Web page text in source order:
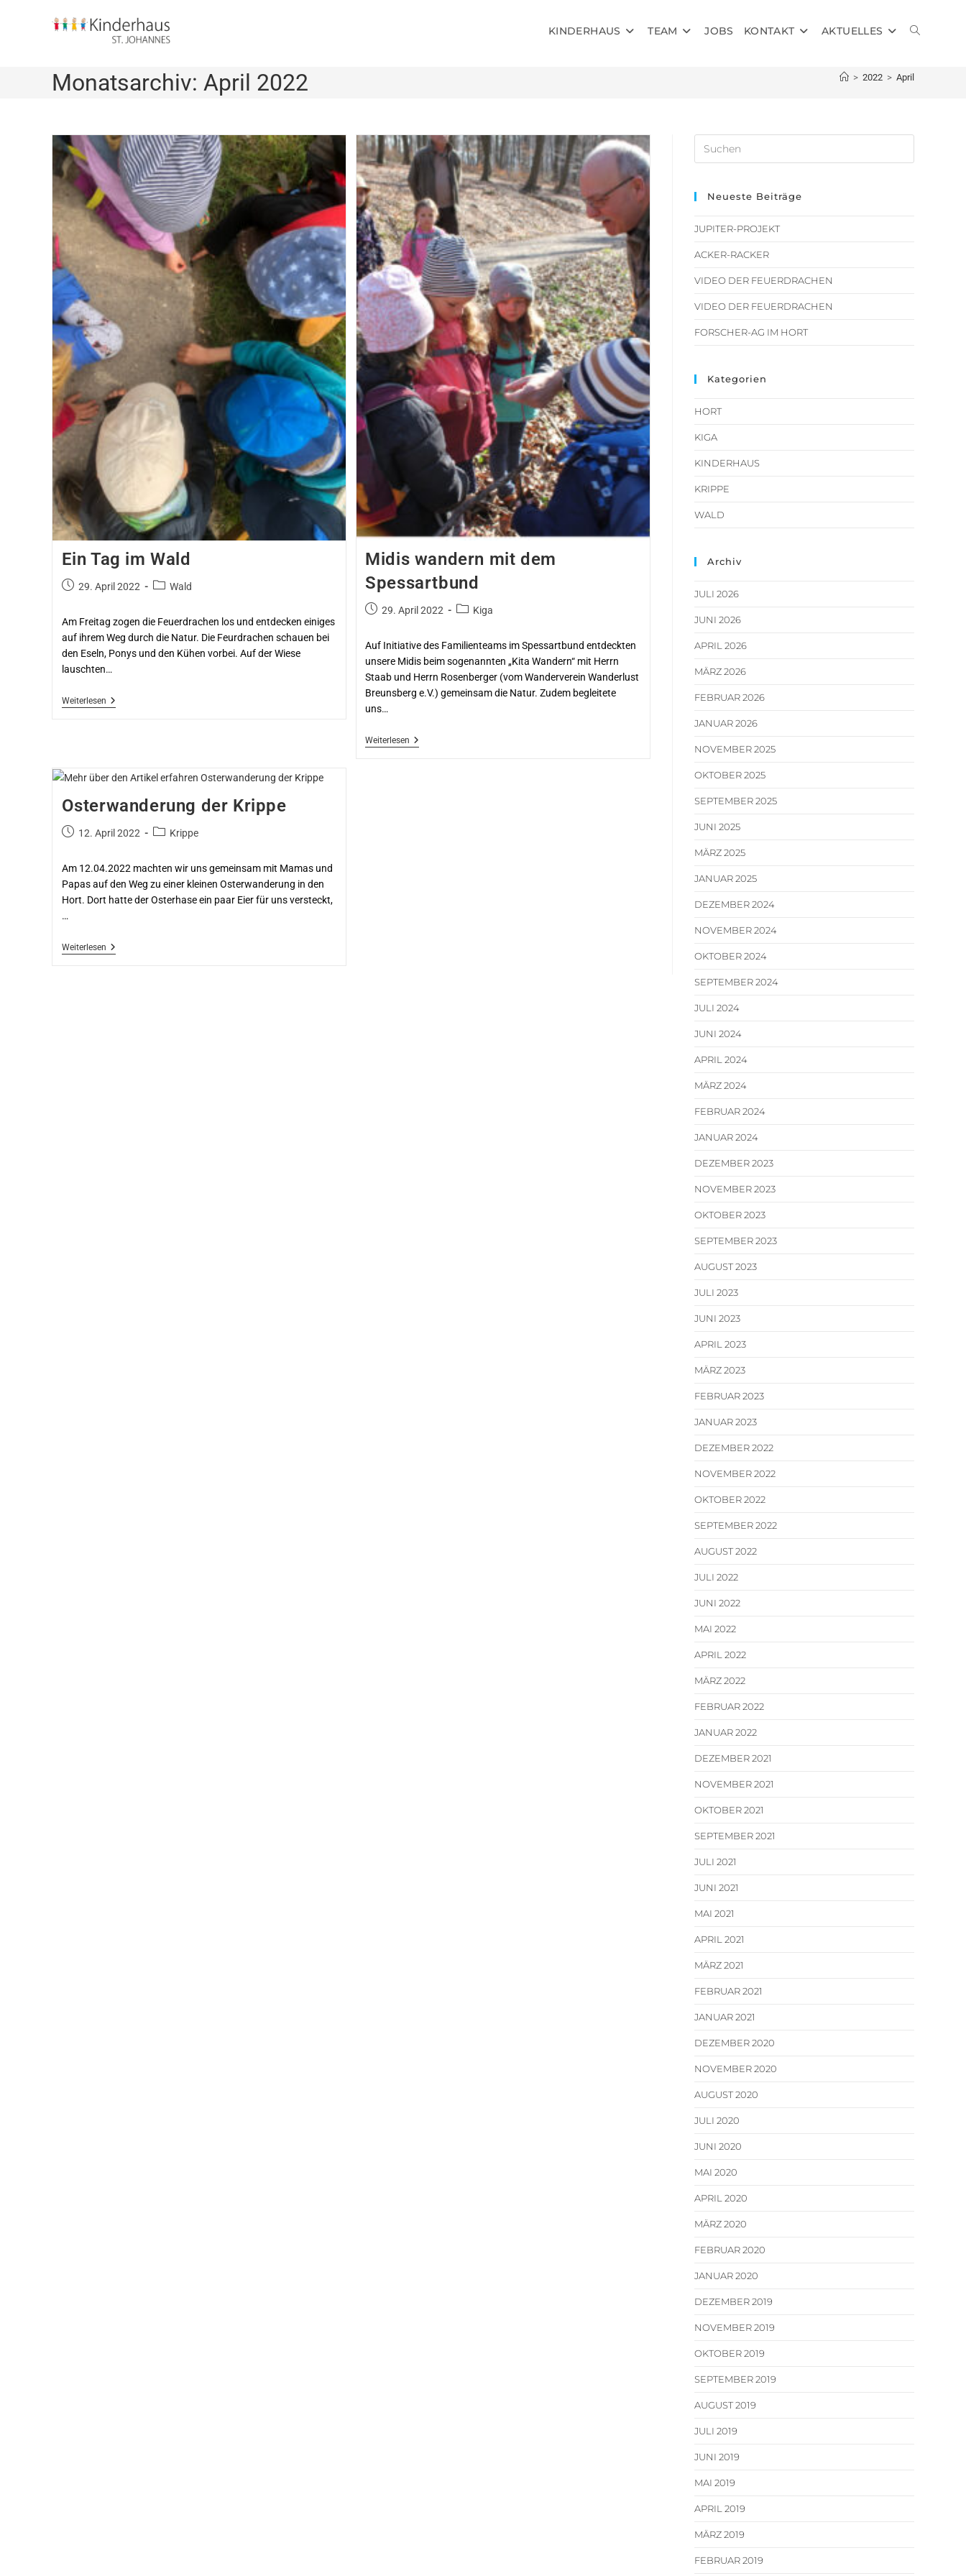
KINDERHAUS TEAM JOBS KONTAKT AKTUELLES
Monatsarchiv: April 2022 > 2022 > April
Ein Tag im Wald
29. April 2022 Wald
Am Freitag zogen die Feuerdrachen los und entdecken einiges
auf ihrem Weg durch die Natur. Die Feurdrachen schauen bei
den Eseln, Ponys und den Kühen vorbei. Auf der Wiese
lauschten…
Weiterlesen
Midis wandern mit dem
Spessartbund
29. April 2022 Kiga
Auf Initiative des Familienteams im Spessartbund entdeckten
unsere Midis beim sogenannten „Kita Wandern“ mit Herrn
Staab und Herrn Rosenberger (vom Wanderverein Wanderlust
Breunsberg e.V.) gemeinsam die Natur. Zudem begleitete
uns…
Weiterlesen
Osterwanderung der Krippe
12. April 2022 Krippe
Am 12.04.2022 machten wir uns gemeinsam mit Mamas und
Papas auf den Weg zu einer kleinen Osterwanderung in den
Hort. Dort hatte der Osterhase ein paar Eier für uns versteckt,
…
Weiterlesen
Neueste Beiträge
JUPITER-PROJEKT
ACKER-RACKER
VIDEO DER FEUERDRACHEN
VIDEO DER FEUERDRACHEN
FORSCHER-AG IM HORT
Kategorien
HORT
KIGA
KINDERHAUS
KRIPPE
WALD
Archiv
JULI 2026
JUNI 2026
APRIL 2026
MÄRZ 2026
FEBRUAR 2026
JANUAR 2026
NOVEMBER 2025
OKTOBER 2025
SEPTEMBER 2025
JUNI 2025
MÄRZ 2025
JANUAR 2025
DEZEMBER 2024
NOVEMBER 2024
OKTOBER 2024
SEPTEMBER 2024
JULI 2024
JUNI 2024
APRIL 2024
MÄRZ 2024
FEBRUAR 2024
JANUAR 2024
DEZEMBER 2023
NOVEMBER 2023
OKTOBER 2023
SEPTEMBER 2023
AUGUST 2023
JULI 2023
JUNI 2023
APRIL 2023
MÄRZ 2023
FEBRUAR 2023
JANUAR 2023
DEZEMBER 2022
NOVEMBER 2022
OKTOBER 2022
SEPTEMBER 2022
AUGUST 2022
JULI 2022
JUNI 2022
MAI 2022
APRIL 2022
MÄRZ 2022
FEBRUAR 2022
JANUAR 2022
DEZEMBER 2021
NOVEMBER 2021
OKTOBER 2021
SEPTEMBER 2021
JULI 2021
JUNI 2021
MAI 2021
APRIL 2021
MÄRZ 2021
FEBRUAR 2021
JANUAR 2021
DEZEMBER 2020
NOVEMBER 2020
AUGUST 2020
JULI 2020
JUNI 2020
MAI 2020
APRIL 2020
MÄRZ 2020
FEBRUAR 2020
JANUAR 2020
DEZEMBER 2019
NOVEMBER 2019
OKTOBER 2019
SEPTEMBER 2019
AUGUST 2019
JULI 2019
JUNI 2019
MAI 2019
APRIL 2019
MÄRZ 2019
FEBRUAR 2019